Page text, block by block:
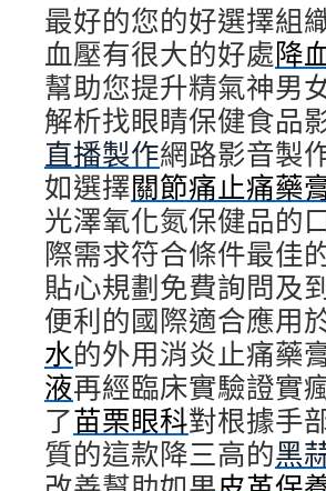
最好的您的好選擇組
血壓有很大的好處降
幫助您提升精氣神男
解析找眼睛保健食品
直播製作網路影音製
如選擇關節痛止痛藥
光澤氧化氮保健品的
際需求符合條件最佳
貼心規劃免費詢問及
便利的國際適合應用
水的外用消炎止痛藥
液再經臨床實驗證實
了苗栗眼科對根據手
質的這款降三高的黑